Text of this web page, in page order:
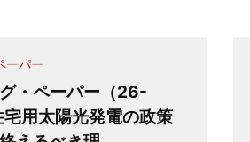
ーパー
・ペーパー（26-
用太陽光発電の政策